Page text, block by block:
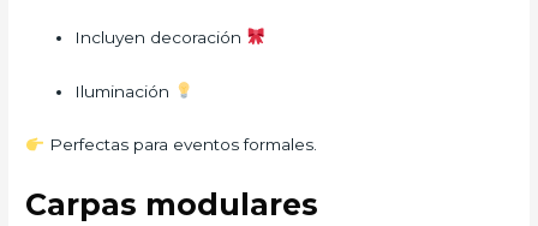
Incluyen decoración
Iluminación
Perfectas para eventos formales.
Carpas modulares